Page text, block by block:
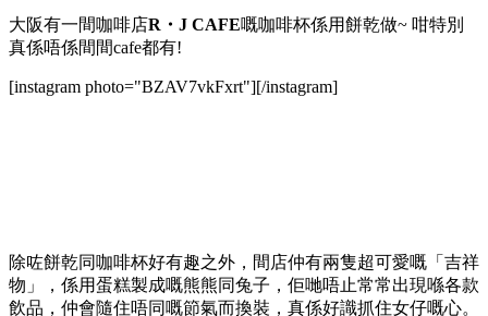
大阪有一間咖啡店R・J CAFE嘅咖啡杯係用餅乾做~ 咁特別
真係唔係間間cafe都有!
[instagram photo="BZAV7vkFxrt"][/instagram]
除咗餅乾同咖啡杯好有趣之外，間店仲有兩隻超可愛嘅「吉祥
物」，係用蛋糕製成嘅熊熊同兔子，佢哋唔止常常出現喺各款
飲品，仲會隨住唔同嘅節氣而換裝，真係好識抓住女仔嘅心。